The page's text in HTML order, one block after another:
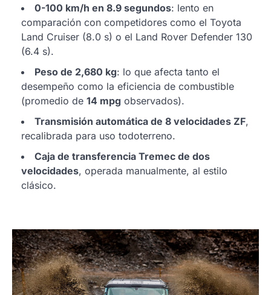
0-100 km/h en 8.9 segundos: lento en
comparación con competidores como el Toyota
Land Cruiser (8.0 s) o el Land Rover Defender 130
(6.4 s).
Peso de 2,680 kg: lo que afecta tanto el
desempeño como la eficiencia de combustible
(promedio de 14 mpg observados).
Transmisión automática de 8 velocidades ZF,
recalibrada para uso todoterreno.
Caja de transferencia Tremec de dos
velocidades, operada manualmente, al estilo
clásico.